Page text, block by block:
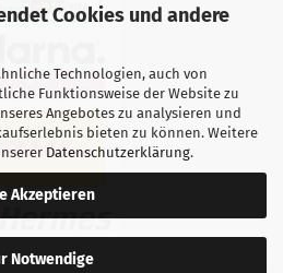
Cookies und andere
Technologien, auch von
Funktionsweise der Website zu
Angebotes zu analysieren und
bieten zu können. Weitere
Datenschutzerklärung.
Akzeptieren
Notwendige